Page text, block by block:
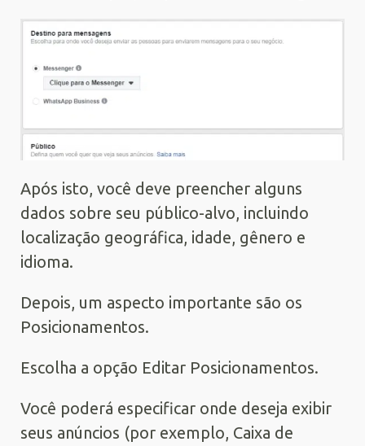
Após isto, você deve preencher alguns
dados sobre seu público-alvo, incluindo
localização geográfica, idade, gênero e
idioma.
Depois, um aspecto importante são os
Posicionamentos.
Escolha a opção Editar Posicionamentos.
Você poderá especificar onde deseja exibir
seus anúncios (por exemplo, Caixa de